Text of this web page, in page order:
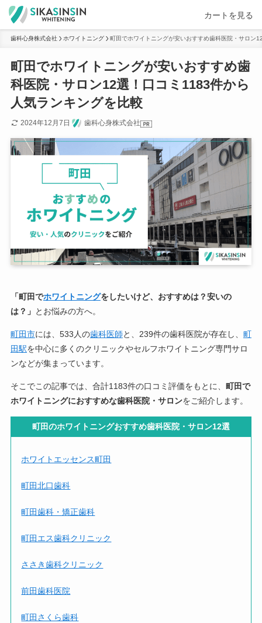
カートを見る
歯科心身株式会社 ホワイトニング 町田でホワイトニングが安いおすすめ歯科医院・サロン
町田でホワイトニングが安いおすすめ歯
科医院・サロン12選！口コミ1183件から
人気ランキングを比較
2024年12月7日 歯科心身株式会社
「町田でホワイトニングをしたいけど、おすすめは？安いの
は？」 とお悩みの方へ。
町田市には、533人の歯科医師と、239件の歯科医院が存在し、 町
田駅を中心に多くのクリニックやセルフホワイトニング専門サロ
ンなどが集まっています。
そこでこの記事では、合計1183件の口コミ評価をもとに、 町田で
ホワイトニングにおすすめな歯科医院・サロンをご紹介します。
町田のホワイトニングおすすめ歯科医院・サロン12選
ホワイトエッセンス町田
町田北口歯科
町田歯科・矯正歯科
町田エス歯科クリニック
ささき歯科クリニック
前田歯科医院
町田さくら歯科